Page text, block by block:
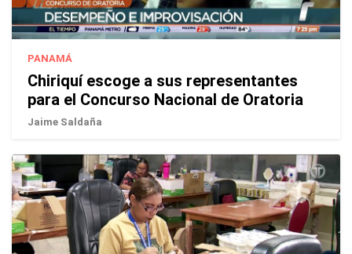
PANAMÁ
Chiriquí escoge a sus representantes
para el Concurso Nacional de Oratoria
Jaime Saldaña